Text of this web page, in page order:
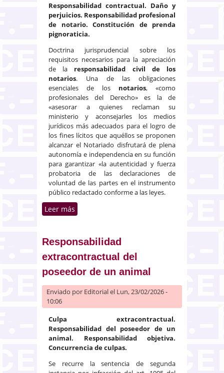
Responsabilidad contractual. Daño y
perjuicios. Responsabilidad profesional
de notario. Constitución de prenda
pignoraticia.
Doctrina jurisprudencial sobre los
requisitos necesarios para la apreciación
de la responsabilidad civil de los
notarios. Una de las obligaciones
esenciales de los notarios, «como
profesionales del Derecho» es la de
«asesorar a quienes reclaman su
ministerio y aconsejarles los medios
jurídicos más adecuados para el logro de
los fines lícitos que aquéllos se proponen
alcanzar el Notariado disfrutará de plena
autonomía e independencia en su función
para garantizar «la autenticidad y fuerza
probatoria de las declaraciones de
voluntad de las partes en el instrumento
público redactado conforme a las leyes.
Leer más
notarios
Responsabilidad
extracontractual del
poseedor de un animal
Enviado por Editorialel Lun, 23/02/2026 -
10:06
Culpa extracontractual.
Responsabilidad del poseedor de un
animal. Responsabilidad objetiva.
Concurrencia de culpas.
Se recurre la sentencia de segunda